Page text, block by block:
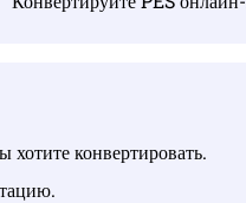
конвертировать.